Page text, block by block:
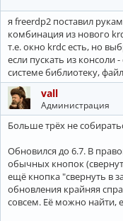
я freerdp2 поставил
комбинация из нового
т.е. окно krdc есть, но
если пускать из консоли
системе библиотеку,
vall
Администрация
Больше трёх не
Обновился до 6.7. В
обычных кнопок
ещё кнопка "свернуть в
обновления крайняя
совсем. Её можно найти,